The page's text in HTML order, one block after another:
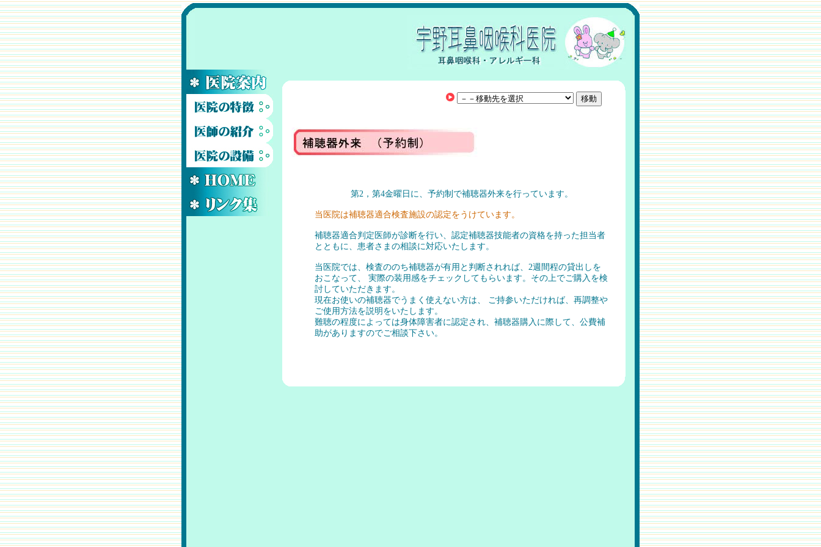
第2，第4金曜日に、予約制で補聴器外来を行っています。
当医院は補聴器適合検査施設の認定をうけています。
補聴器適合判定医師が診断を行い、認定補聴器技能者の資格を持った担当者
とともに、患者さまの相談に対応いたします。
当医院では、検査ののち補聴器が有用と判断されれば、2週間程の貸出しを
おこなって、 実際の装用感をチェックしてもらいます。その上でご購入を検
討していただきます。
現在お使いの補聴器でうまく使えない方は、 ご持参いただければ、再調整や
ご使用方法を説明をいたします。
難聴の程度によっては身体障害者に認定され、補聴器購入に際して、公費補
助がありますのでご相談下さい。